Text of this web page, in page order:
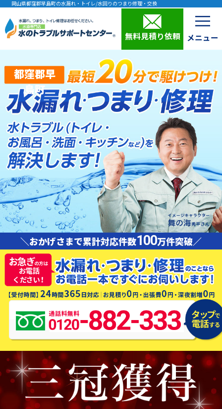
岡山県都窪郡早島町の水漏れ・トイレ/水回りのつまり修理・交換
無料見積り依頼
都窪郡早
島町
＼おかげさまで累計対応件数100万件突破／